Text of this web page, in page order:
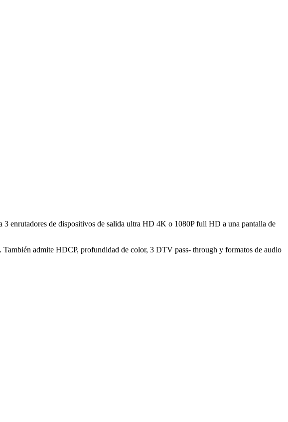
enrutadores de dispositivos de salida ultra HD 4K o 1080P full HD a una pantalla de
admite HDCP, profundidad de color, 3 DTV pass- through y formatos de audio